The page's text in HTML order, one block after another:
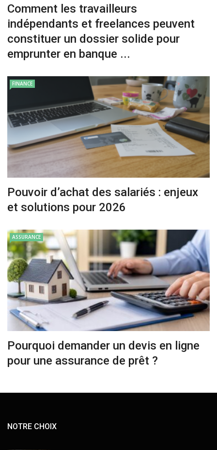
Comment les travailleurs
indépendants et freelances peuvent
constituer un dossier solide pour
emprunter en banque ...
FINANCE
Pouvoir d’achat des salariés : enjeux
et solutions pour 2026
ASSURANCE
Pourquoi demander un devis en ligne
pour une assurance de prêt ?
NOTRE CHOIX